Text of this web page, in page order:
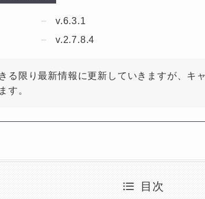
v.6.3.1
v.2.7.8.4
る限り最新情報に更新していきますが、キ
す。
目次